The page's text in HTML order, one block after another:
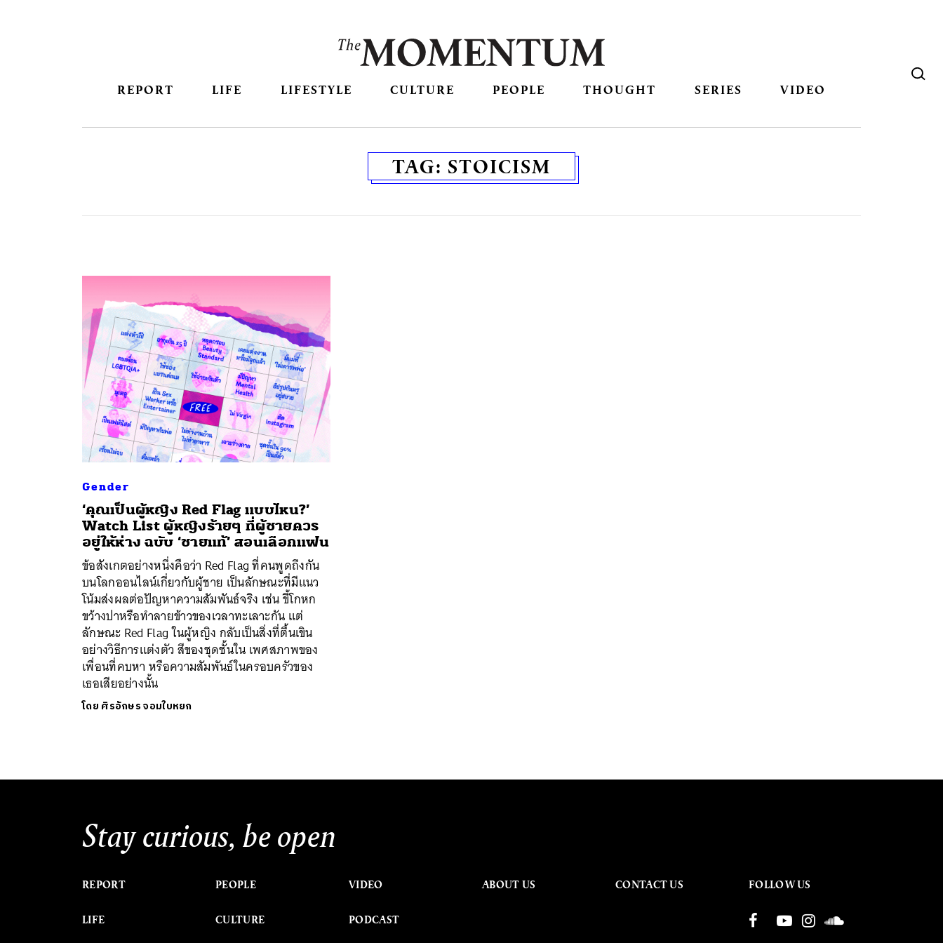
REPORT LIFE LIFESTYLE CULTURE PEOPLE THOUGHT SERIES VIDEO
TAG: STOICISM
Gender
‘คุณเป็นผู้หญิง Red Flag แบบไหน?’
Watch List ผู้หญิงร้ายๆ ที่ผู้ชายควร
อยู่ให้ห่าง ฉบับ ‘ชายแท้’ สอนเลือกแฟน
ข้อสังเกตอย่างหนึ่งคือว่า Red Flag ที่คนพูดถึงกัน
บนโลกออนไลน์เกี่ยวกับผู้ชาย เป็นลักษณะที่มีแนว
โน้มส่งผลต่อปัญหาความสัมพันธ์จริง เช่น ขี้โกหก
ขว้างปาหรือทำลายข้าวของเวลาทะเลาะกัน แต่
ลักษณะ Red Flag ในผู้หญิง กลับเป็นสิ่งที่ตื้นเขิน
อย่างวิธีการแต่งตัว สีของชุดชั้นใน เพศสภาพของ
เพื่อนที่คบหา หรือความสัมพันธ์ในครอบครัวของ
เธอเสียอย่างนั้น
โดย ศิรอักษร จอมใบหยก
Stay curious, be open
REPORT
LIFE
PEOPLE
CULTURE
VIDEO
PODCAST
ABOUT US CONTACT US FOLLOW US
ค้นหา